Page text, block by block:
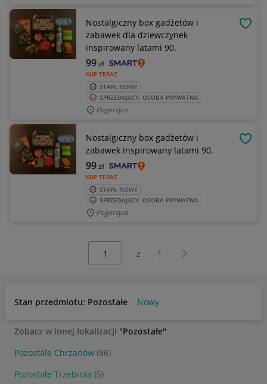
Nostalgiczny box gadżetów i
zabawek dla dziewczynek
inspirowany latami 90.
KUP TERAZ
99zł
STAN: NOWY
SPRZEDAJĄCY: OSOBA PRYWATNA
Pogorzyce
Nostalgiczny box gadżetów i
zabawek inspirowany latami 90.
KUP TERAZ
99zł
STAN: NOWY
SPRZEDAJĄCY: OSOBA PRYWATNA
Pogorzyce
z 1 Następna strona
Stan przedmiotu: Pozostałe Nowy
Zobacz w innej lokalizacji "Pozostałe"
Pozostałe Chrzanów (86)
Pozostałe Trzebinia (5)